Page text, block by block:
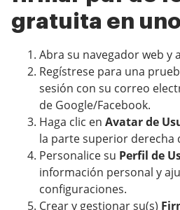
gratuita en
Abra su navegador web y
Regístrese para una
sesión con su correo
de Google/Facebook.
Haga clic en Avatar de
la parte superior derecha
Personalice su Perfil de
información personal y
configuraciones.
Crear y gestionar su(s)